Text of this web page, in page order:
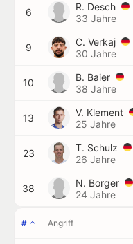
6
R. Desch
33 Jahre
9
C. Verkaj
30 Jahre
10
B. Baier
38 Jahre
13
V. Klement
25 Jahre
23
T. Schulz
26 Jahre
38
N. Borger
24 Jahre
# Angriff